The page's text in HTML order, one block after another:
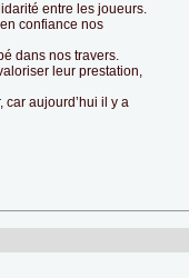
entre les joueurs.
confiance nos
dans nos travers.
leur prestation,
aujourd’hui il y a